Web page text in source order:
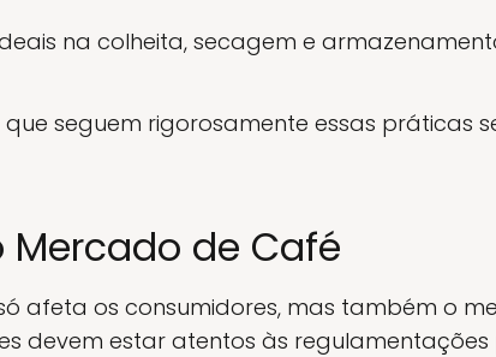
na colheita, secagem e
seguem rigorosamente essas práticas
de Café
afeta os consumidores, mas também o
devem estar atentos às